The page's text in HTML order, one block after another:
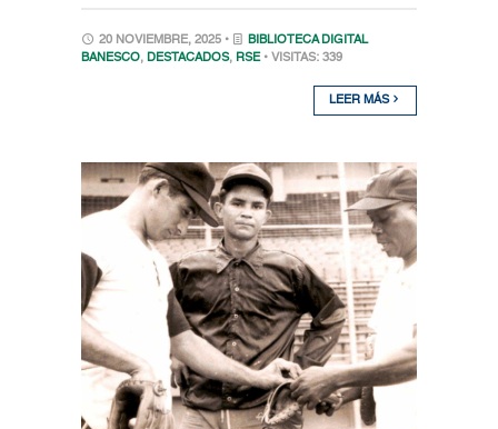
20 NOVIEMBRE, 2025 •
BIBLIOTECA DIGITAL
BANESCO, DESTACADOS, RSE • VISITAS: 339
LEER MÁS